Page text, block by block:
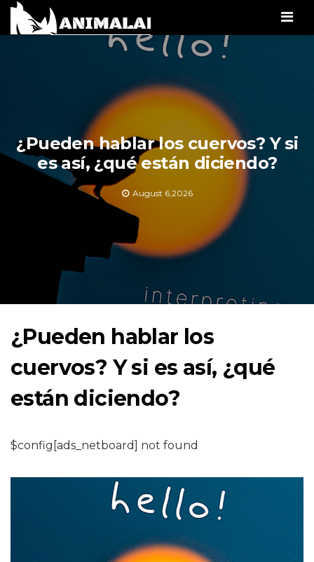
¿Pueden hablar los cuervos? Y si
es así, ¿qué están diciendo?
August 6,2026
¿Pueden hablar los
cuervos? Y si es así, ¿qué
están diciendo?
$config[ads_netboard] not found